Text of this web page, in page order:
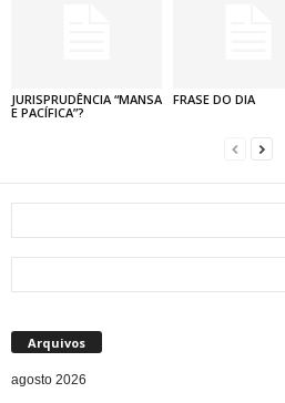
JURISPRUDÊNCIA “MANSA
E PACÍFICA”?
FRASE DO DIA
Arquivos
agosto 2026